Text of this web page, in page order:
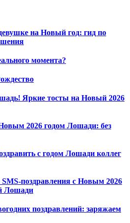
на Новый год: гид по
момента?
Яркие тосты на Новый 2026
2026 годом Лошади: без
с годом Лошади коллег
поздравления с Новым 2026
Лошади
поздравлений: заряжаем